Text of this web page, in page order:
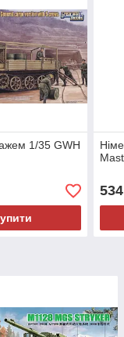
1/35 GWH
534